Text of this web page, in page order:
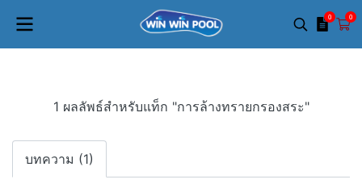
0 0
1 ผลลัพธ์สำหรับแท็ก "การล้างทรายกรองสระ"
บทความ (1)